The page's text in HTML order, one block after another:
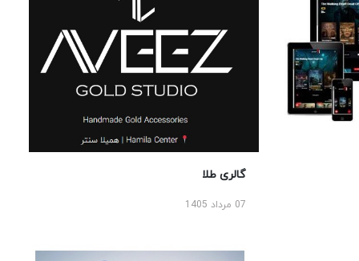
گالری طلا
07 مرداد 1405